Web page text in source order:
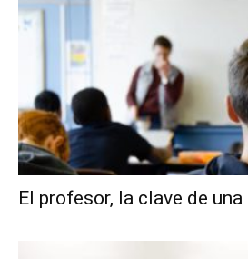
El profesor, la clave de